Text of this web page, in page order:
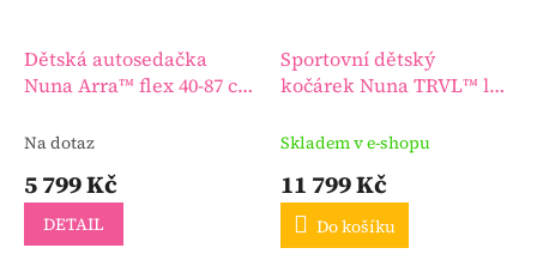
Dětská autosedačka
Nuna Arra™ flex 40-87 cm
Na dotaz
5 799 Kč
DETAIL
Sportovní dětský
kočárek Nuna TRVL™ lx
Skladem v e-shopu
11 799 Kč
Do košíku